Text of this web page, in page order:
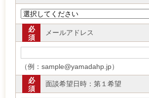
メールアドレス
必
須
（例：sample@yamadahp.jp）
面談希望日時：第１希望
必
須